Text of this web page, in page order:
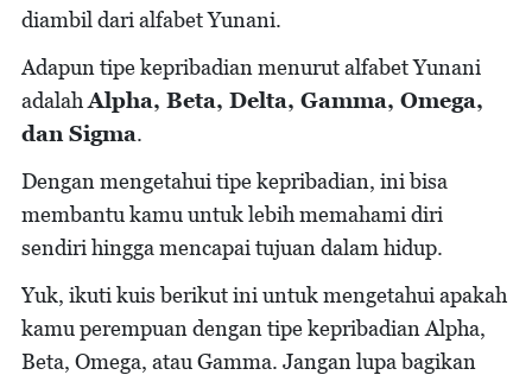
diambil dari alfabet Yunani.
Adapun tipe kepribadian menurut alfabet Yunani
adalahAlpha, Beta, Delta, Gamma, Omega,
dan Sigma.
Dengan mengetahui tipe kepribadian, ini bisa
membantu kamu untuk lebih memahami diri
sendiri hingga mencapai tujuan dalam hidup.
Yuk, ikuti kuis berikut ini untuk mengetahui apakah
kamu perempuan dengan tipe kepribadian Alpha,
Beta, Omega, atau Gamma. Jangan lupa bagikan